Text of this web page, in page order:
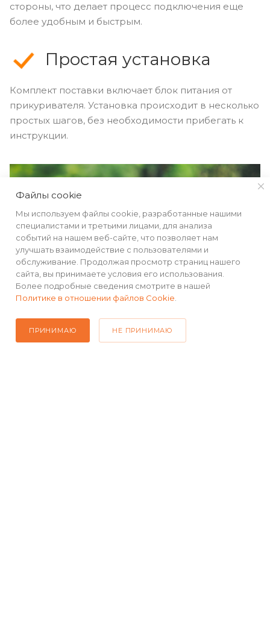
стороны, что делает процесс подключения еще
более удобным и быстрым.
Простая установка
Комплект поставки включает блок питания от
прикуривателя. Установка происходит в несколько
простых шагов, без необходимости прибегать к
инструкции.
Файлы cookie
Мы используем файлы cookie, разработанные нашими
специалистами и третьими лицами, для анализа
событий на нашем веб-сайте, что позволяет нам
улучшать взаимодействие с пользователями и
обслуживание. Продолжая просмотр страниц нашего
сайта, вы принимаете условия его использования.
Более подробные сведения смотрите в нашей
Политике в отношении файлов Cookie
ПРИНИМАЮ НЕ ПРИНИМАЮ